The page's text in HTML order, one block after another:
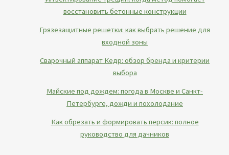
восстановить бетонные конструкции
Грязезащитные решетки: как выбрать решение для
входной зоны
Сварочный аппарат Кедр: обзор бренда и критерии
выбора
Майские под дождем: погода в Москве и Санкт-
Петербурге, дожди и похолодание
Как обрезать и формировать персик: полное
руководство для дачников